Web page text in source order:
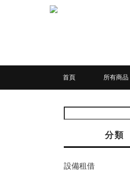
首頁 所有商品
分類
設備租借